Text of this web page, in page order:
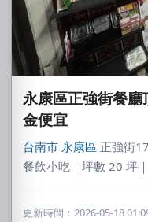
永康區正強街餐
金便宜
台南市 永康區 正強街
餐飲小吃｜坪數 20 坪
更新時間：2026-05-18